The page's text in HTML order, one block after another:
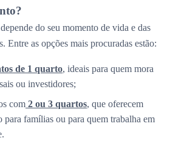
do seu momento de vida e das
Entre as opções mais procuradas estão:
de 1 quarto, ideais para quem mora
ou investidores;
com 2 ou 3 quartos, que oferecem
para famílias ou para quem trabalha em